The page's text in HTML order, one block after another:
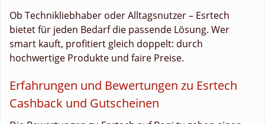
Ob Technikliebhaber oder Alltagsnutzer – Esrtech
bietet für jeden Bedarf die passende Lösung. Wer
smart kauft, profitiert gleich doppelt: durch
hochwertige Produkte und faire Preise.
Erfahrungen und Bewertungen zu Esrtech
Cashback und Gutscheinen